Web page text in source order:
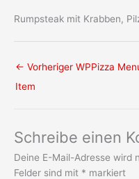
Rumpsteak mit Krabben,
← Vorheriger WPPizza
Item
Schreibe einen
Deine E-Mail-Adresse wird
Felder sind mit * markiert